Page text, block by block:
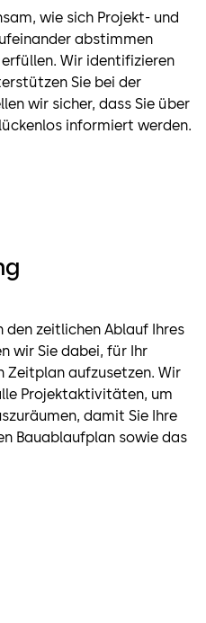
wie sich Projekt- und
abstimmen
Wir identifizieren
Sie bei der
wir sicher, dass Sie über
informiert werden.
den zeitlichen Ablauf Ihres
wir Sie dabei, für Ihr
Zeitplan aufzusetzen. Wir
Projektaktivitäten, um
damit Sie Ihre
Bauablaufplan sowie das